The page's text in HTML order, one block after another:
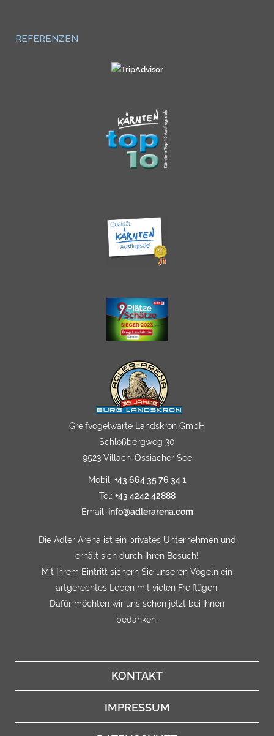
REFERENZEN
Greifvogelwarte Landskron GmbH
Schloßbergweg 30
9523 Villach-Ossiacher See
Mobil: +43 664 35 76 34 1
Tel: +43 4242 42888
Email: info@adlerarena.com
Die Adler Arena ist ein privates Unternehmen und
erhält sich durch Ihren Besuch!
Mit Ihrem Eintritt sichern Sie unseren Vögeln ein
artgerechtes Leben mit vielen Freiflügen.
Dafür möchten wir uns schon jetzt bei Ihnen
bedanken.
KONTAKT
IMPRESSUM